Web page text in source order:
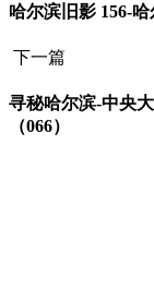
哈尔滨旧影 156-
下一篇
寻秘哈尔滨-中央
（066）